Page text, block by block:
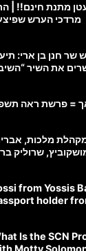
מתנת חינם!! |
מרדכי הערש
שר חנן בן ארי:
= פרשת ראה
מלכות,
from Yossis
holder
Is the SCN
Motty